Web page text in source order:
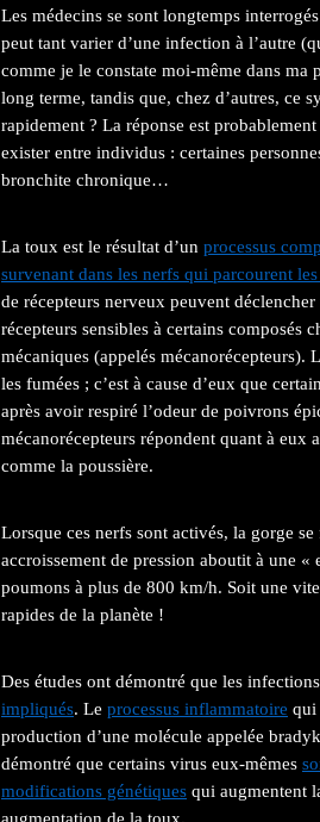
Les médecins se sont longtemps
peut tant varier d’une infection à l’autre
comme je le constate moi-même dans ma
long terme, tandis que, chez d’autres, ce
rapidement ? La réponse est
exister entre individus : certaines
bronchite chronique…
La toux est le résultat d’un processus
survenant dans les nerfs qui parcourent
de récepteurs nerveux peuvent
récepteurs sensibles à certains composés
mécaniques (appelés mécanorécepteurs).
les fumées ; c’est à cause d’eux que
après avoir respiré l’odeur de poivrons
mécanorécepteurs répondent quant à eux
comme la poussière.
Lorsque ces nerfs sont activés, la gorge
accroissement de pression aboutit à une
poumons à plus de 800 km/h. Soit une
rapides de la planète !
Des études ont démontré que les
impliqués. Le processus inflammatoire qui
production d’une molécule appelée
démontré que certains virus eux-mêmes
modifications génétiques qui augmentent